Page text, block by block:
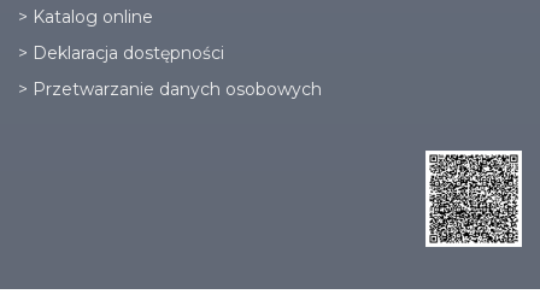
> Katalog online
> Deklaracja dostępności
> Przetwarzanie danych osobowych